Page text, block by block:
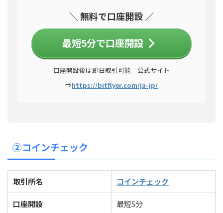
＼ 無料で口座開設 ／
最短5分で口座開設
口座開設後は即日取引可能 公式サイト
⇒https://bitflyer.com/ja-jp/
②コインチェック
取引所名 コインチェック
口座開設 最短5分